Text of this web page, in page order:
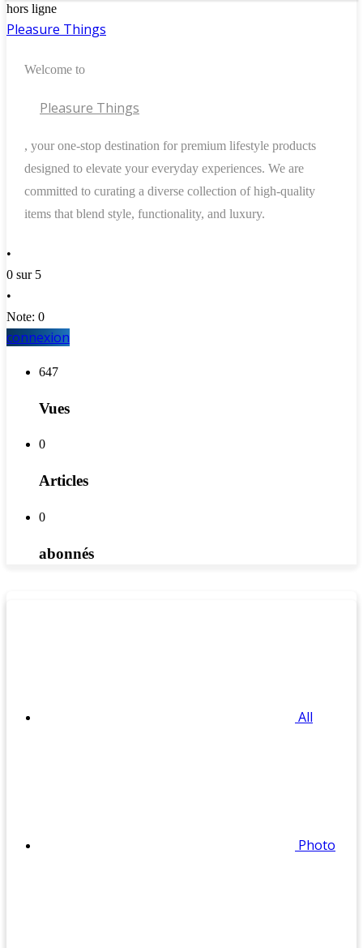
hors ligne
Pleasure Things
Welcome to
Pleasure Things
, your one-stop destination for premium lifestyle products
designed to elevate your everyday experiences. We are
committed to curating a diverse collection of high-quality
items that blend style, functionality, and luxury.
•
0 sur 5
•
Note: 0
connexion
647
Vues
0
Articles
0
abonnés
All
Photo